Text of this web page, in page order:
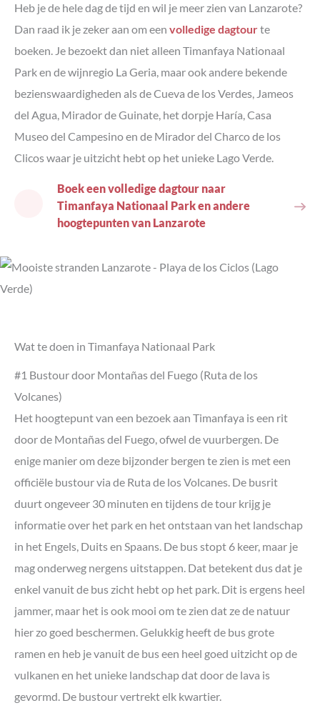
Heb je de hele dag de tijd en wil je meer zien van Lanzarote?
Dan raad ik je zeker aan om een volledige dagtourte
boeken. Je bezoekt dan niet alleen Timanfaya Nationaal
Park en de wijnregio La Geria, maar ook andere bekende
bezienswaardigheden als de Cueva de los Verdes, Jameos
del Agua, Mirador de Guinate, het dorpje Haría, Casa
Museo del Campesino en de Mirador del Charco de los
Clicos waar je uitzicht hebt op het unieke Lago Verde.
Boek een volledige dagtour naar
Timanfaya Nationaal Park en andere
hoogtepunten van Lanzarote
Wat te doen in Timanfaya Nationaal Park
#1 Bustour door Montañas del Fuego (Ruta de los
Volcanes)
Het hoogtepunt van een bezoek aan Timanfaya is een rit
door de Montañas del Fuego, ofwel de vuurbergen. De
enige manier om deze bijzonder bergen te zien is met een
officiële bustour via de Ruta de los Volcanes. De busrit
duurt ongeveer 30 minuten en tijdens de tour krijg je
informatie over het park en het ontstaan van het landschap
in het Engels, Duits en Spaans. De bus stopt 6 keer, maar je
mag onderweg nergens uitstappen. Dat betekent dus dat je
enkel vanuit de bus zicht hebt op het park. Dit is ergens heel
jammer, maar het is ook mooi om te zien dat ze de natuur
hier zo goed beschermen. Gelukkig heeft de bus grote
ramen en heb je vanuit de bus een heel goed uitzicht op de
vulkanen en het unieke landschap dat door de lava is
gevormd. De bustour vertrekt elk kwartier.